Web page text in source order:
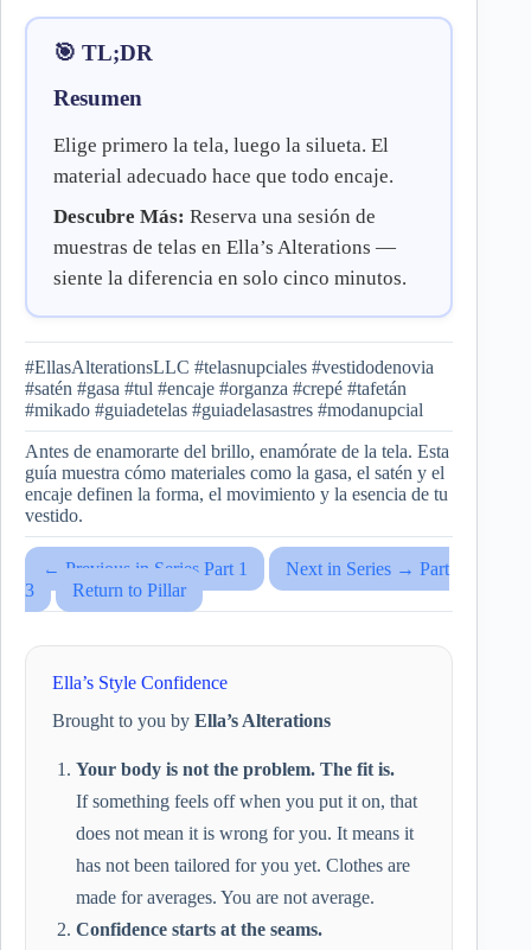
🎯 TL;DR
Resumen
Elige primero la tela, luego la silueta. El
material adecuado hace que todo encaje.
Descubre Más: Reserva una sesión de
muestras de telas en Ella’s Alterations —
siente la diferencia en solo cinco minutos.
#EllasAlterationsLLC #telasnupciales #vestidodenovia
#satén #gasa #tul #encaje #organza #crepé #tafetán
#mikado #guiadetelas #guiadelasastres #modanupcial
Antes de enamorarte del brillo, enamórate de la tela. Esta
guía muestra cómo materiales como la gasa, el satén y el
encaje definen la forma, el movimiento y la esencia de tu
vestido.
← Previous in Series Part 1
Next in Series → Part
3
Return to Pillar
Ella’s Style Confidence
Brought to you by Ella’s Alterations
Your body is not the problem. The fit is.
If something feels off when you put it on, that
does not mean it is wrong for you. It means it
has not been tailored for you yet. Clothes are
made for averages. You are not average.
Confidence starts at the seams.